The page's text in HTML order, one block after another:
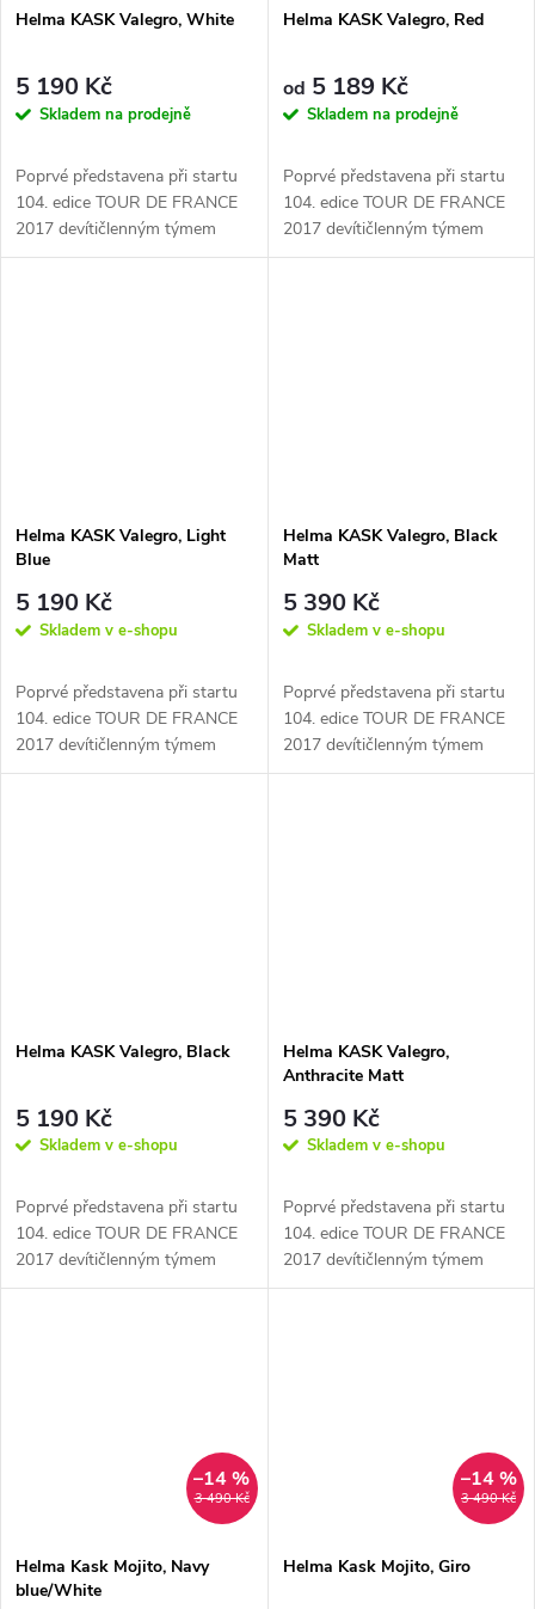
Helma KASK Valegro, White
5 190 Kč
Skladem na prodejně
Poprvé představena při startu
104. edice TOUR DE FRANCE
2017 devítičlenným týmem
závodníků týmu SKY včetně
Helma KASK Valegro, Red
od 5 189 Kč
Skladem na prodejně
Poprvé představena při startu
104. edice TOUR DE FRANCE
2017 devítičlenným týmem
závodníků týmu SKY včetně
Helma KASK Valegro, Light
Blue
5 190 Kč
Skladem v e-shopu
Poprvé představena při startu
104. edice TOUR DE FRANCE
2017 devítičlenným týmem
závodníků týmu SKY včetně
Helma KASK Valegro, Black
Matt
5 390 Kč
Skladem v e-shopu
Poprvé představena při startu
104. edice TOUR DE FRANCE
2017 devítičlenným týmem
závodníků týmu SKY včetně
Helma KASK Valegro, Black
5 190 Kč
Skladem v e-shopu
Poprvé představena při startu
104. edice TOUR DE FRANCE
2017 devítičlenným týmem
závodníků týmu SKY včetně
Helma KASK Valegro,
Anthracite Matt
5 390 Kč
Skladem v e-shopu
Poprvé představena při startu
104. edice TOUR DE FRANCE
2017 devítičlenným týmem
závodníků týmu SKY včetně
3 490 Kč
–14 %
Helma Kask Mojito, Navy
blue/White
3 490 Kč
–14 %
Helma Kask Mojito, Giro